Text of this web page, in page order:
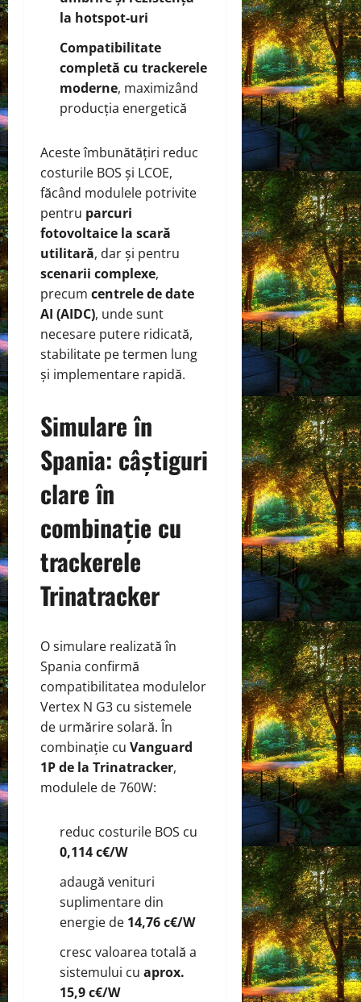
la hotspot-uri
Compatibilitate
completă cu trackerele
moderne, maximizând
producția energetică
Aceste îmbunătățiri reduc
costurile BOS și LCOE,
făcând modulele potrivite
pentru parcuri
fotovoltaice la scară
utilitară, dar și pentru
scenarii complexe,
precum centrele de date
AI (AIDC), unde sunt
necesare putere ridicată,
stabilitate pe termen lung
și implementare rapidă.
Simulare în
Spania: câștiguri
clare în
combinație cu
trackerele
Trinatracker
O simulare realizată în
Spania confirmă
compatibilitatea modulelor
Vertex N G3 cu sistemele
de urmărire solară. În
combinație cu Vanguard
1P de la Trinatracker,
modulele de 760W:
reduc costurile BOS cu
0,114 c€/W
adaugă venituri
suplimentare din
energie de 14,76 c€/W
cresc valoarea totală a
sistemului cu aprox.
15,9 c€/W